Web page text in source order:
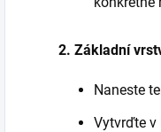
2. Základní
Naneste
Vytvrďte v